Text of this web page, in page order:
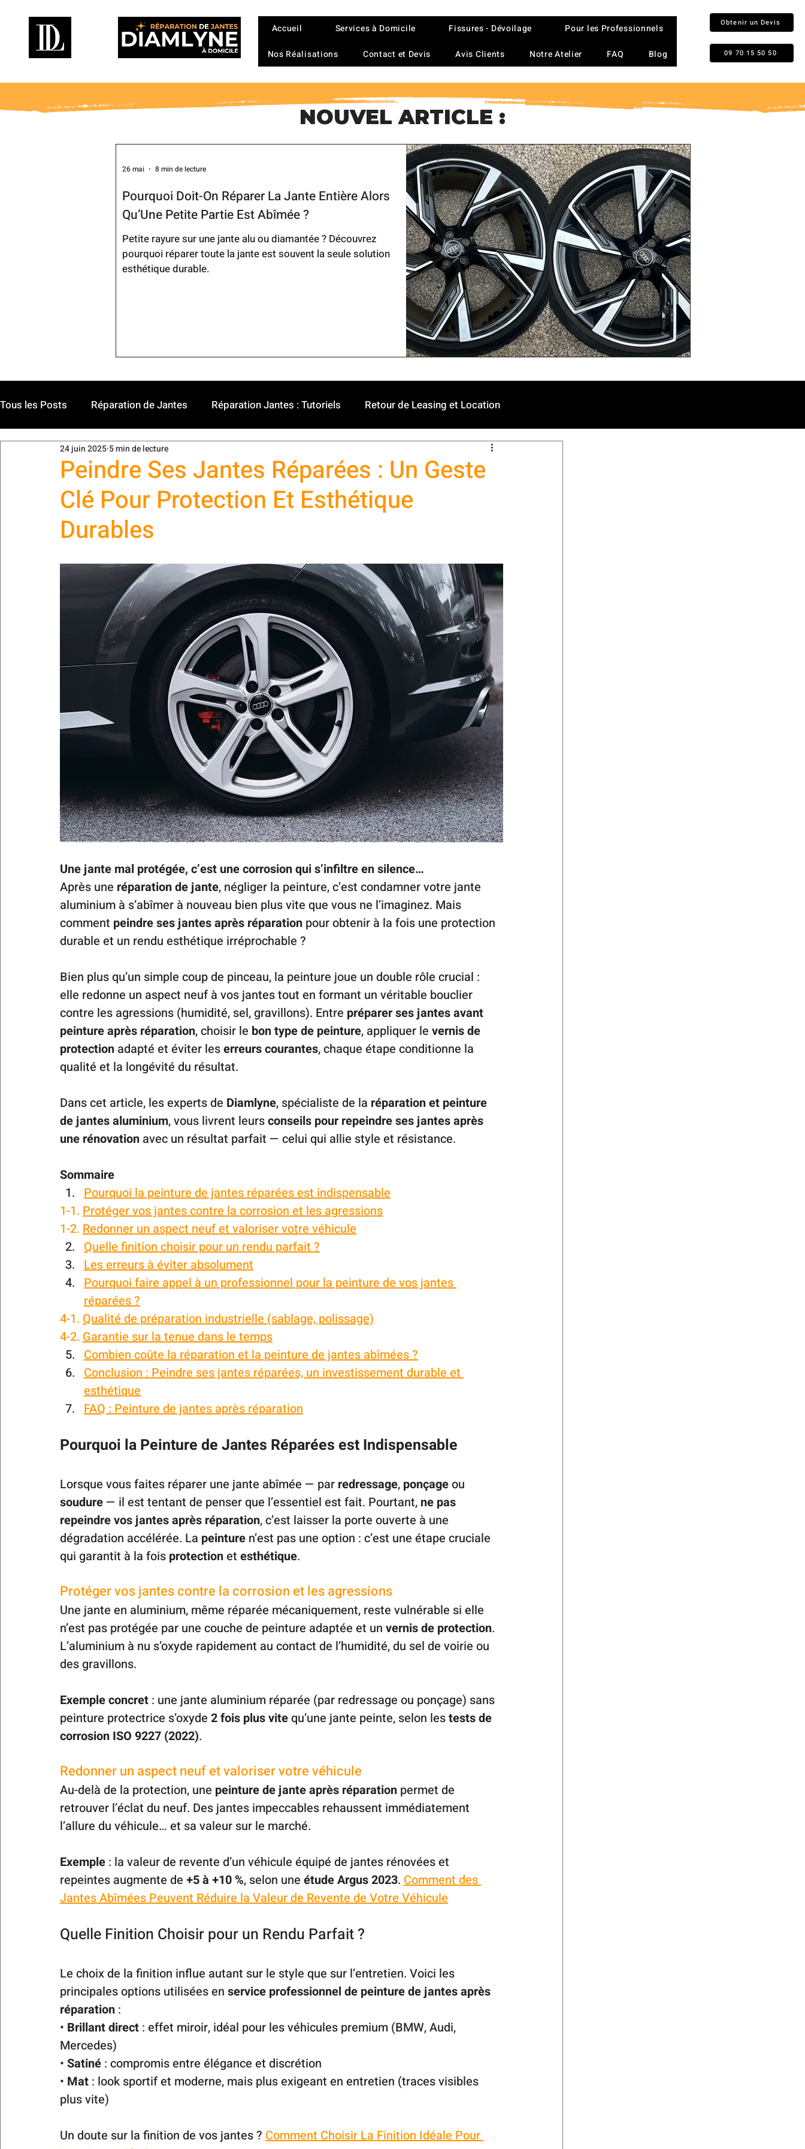
Accueil Services à Domicile Fissures - Dévoilage Pour les Professionnels
Nos Réalisations Contact et Devis Avis Clients Notre Atelier FAQ Blog
Obtenir un Devis
09 70 15 50 50
NOUVEL ARTICLE :
Pourquoi Doit-On Réparer La Jante Entière Alors
Qu’Une Petite Partie Est Abîmée ?
Petite rayure sur une jante alu ou diamantée ? Découvrez
pourquoi réparer toute la jante est souvent la seule solution
esthétique durable.
26 mai 8 min de lecture
Tous les Posts Réparation de Jantes Réparation Jantes : Tutoriels Retour de Leasing et Location
Personnalisation et Tendances
Peindre Ses Jantes Réparées : Un Geste
Clé Pour Protection Et Esthétique
Durables
24 juin 2025 5 min de lecture
Une jante mal protégée, c’est une corrosion qui s’infiltre en silence…
Après une réparation de jante, négliger la peinture, c’est condamner votre jante
aluminium à s’abîmer à nouveau bien plus vite que vous ne l’imaginez. Mais
comment peindre ses jantes après réparation pour obtenir à la fois une protection
durable et un rendu esthétique irréprochable ?
Bien plus qu’un simple coup de pinceau, la peinture joue un double rôle crucial :
elle redonne un aspect neuf à vos jantes tout en formant un véritable bouclier
contre les agressions (humidité, sel, gravillons). Entre préparer ses jantes avant
peinture après réparation, choisir le bon type de peinture, appliquer le vernis de
protection adapté et éviter les erreurs courantes, chaque étape conditionne la
qualité et la longévité du résultat.
Dans cet article, les experts de Diamlyne, spécialiste de la réparation et peinture
de jantes aluminium, vous livrent leurs conseils pour repeindre ses jantes après
une rénovation avec un résultat parfait — celui qui allie style et résistance.
Sommaire
Pourquoi la peinture de jantes réparées est indispensable
1-1. Protéger vos jantes contre la corrosion et les agressions
1-2. Redonner un aspect neuf et valoriser votre véhicule
Quelle finition choisir pour un rendu parfait ?
Les erreurs à éviter absolument
Pourquoi faire appel à un professionnel pour la peinture de vos jantes
réparées ?
4-1. Qualité de préparation industrielle (sablage, polissage)
4-2. Garantie sur la tenue dans le temps
Combien coûte la réparation et la peinture de jantes abîmées ?
Conclusion : Peindre ses jantes réparées, un investissement durable et
esthétique
FAQ : Peinture de jantes après réparation
Pourquoi la Peinture de Jantes Réparées est Indispensable
Lorsque vous faites réparer une jante abîmée — par redressage, ponçage ou
soudure — il est tentant de penser que l’essentiel est fait. Pourtant, ne pas
repeindre vos jantes après réparation, c’est laisser la porte ouverte à une
dégradation accélérée. La peinture n’est pas une option : c’est une étape cruciale
qui garantit à la fois protection et esthétique.
Protéger vos jantes contre la corrosion et les agressions
Une jante en aluminium, même réparée mécaniquement, reste vulnérable si elle
n’est pas protégée par une couche de peinture adaptée et un vernis de protection.
L’aluminium à nu s’oxyde rapidement au contact de l’humidité, du sel de voirie ou
des gravillons.
Exemple concret : une jante aluminium réparée (par redressage ou ponçage) sans
peinture protectrice s’oxyde 2 fois plus vite qu’une jante peinte, selon les tests de
corrosion ISO 9227 (2022).
Redonner un aspect neuf et valoriser votre véhicule
Au-delà de la protection, une peinture de jante après réparation permet de
retrouver l’éclat du neuf. Des jantes impeccables rehaussent immédiatement
l’allure du véhicule… et sa valeur sur le marché.
Exemple : la valeur de revente d’un véhicule équipé de jantes rénovées et
repeintes augmente de +5 à +10 %, selon une étude Argus 2023. Comment des
Jantes Abîmées Peuvent Réduire la Valeur de Revente de Votre Véhicule
Quelle Finition Choisir pour un Rendu Parfait ?
Le choix de la finition influe autant sur le style que sur l’entretien. Voici les
principales options utilisées en service professionnel de peinture de jantes après
réparation :
• Brillant direct : effet miroir, idéal pour les véhicules premium (BMW, Audi,
Mercedes)
• Satiné : compromis entre élégance et discrétion
• Mat : look sportif et moderne, mais plus exigeant en entretien (traces visibles
plus vite)
Un doute sur la finition de vos jantes ? Comment Choisir La Finition Idéale Pour